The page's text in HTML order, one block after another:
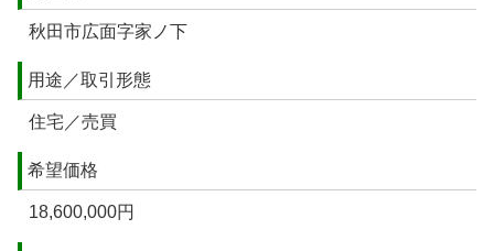
秋田市広面字家ノ下
用途／取引形態
住宅／売買
希望価格
18,600,000円